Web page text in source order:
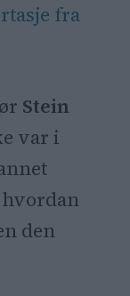
fra
Stein
var i
den